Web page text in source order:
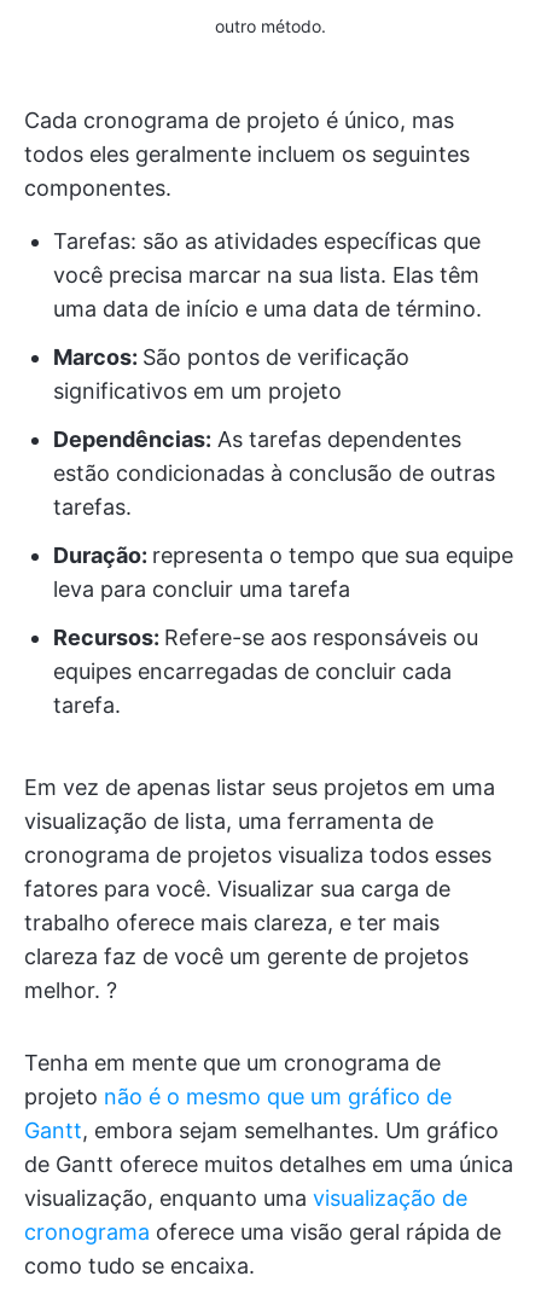
outro método.
Cada cronograma de projeto é único, mas
todos eles geralmente incluem os seguintes
componentes.
Tarefas: são as atividades específicas que
você precisa marcar na sua lista. Elas têm
uma data de início e uma data de término.
Marcos: São pontos de verificação
significativos em um projeto
Dependências: As tarefas dependentes
estão condicionadas à conclusão de outras
tarefas.
Duração: representa o tempo que sua equipe
leva para concluir uma tarefa
Recursos: Refere-se aos responsáveis ou
equipes encarregadas de concluir cada
tarefa.
Em vez de apenas listar seus projetos em uma
visualização de lista, uma ferramenta de
cronograma de projetos visualiza todos esses
fatores para você. Visualizar sua carga de
trabalho oferece mais clareza, e ter mais
clareza faz de você um gerente de projetos
melhor. ?
Tenha em mente que um cronograma de
projeto não é o mesmo que um gráfico de
Gantt, embora sejam semelhantes. Um gráfico
de Gantt oferece muitos detalhes em uma única
visualização, enquanto uma visualização de
cronograma oferece uma visão geral rápida de
como tudo se encaixa.